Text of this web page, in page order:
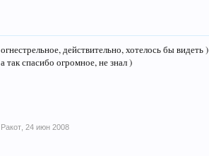
огнестрельное, действительно, хотелось бы видеть )
а так спасибо огромное, не знал )
Ракот 24 июн 2008